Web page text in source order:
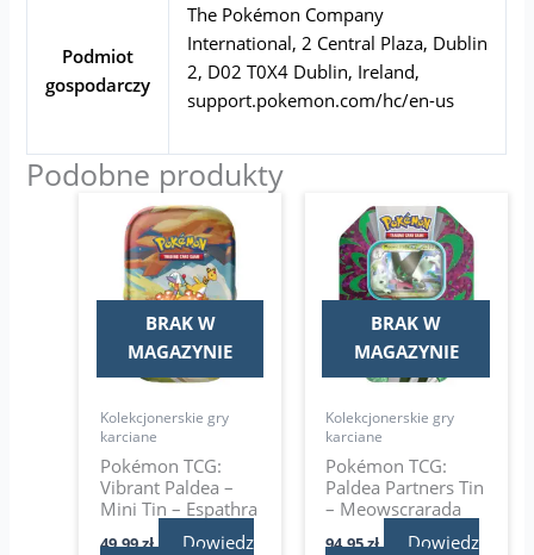
Podmiot
gospodarczy
The Pokémon Company
International, 2 Central Plaza, Dublin
2, D02 T0X4 Dublin, Ireland,
support.pokemon.com/hc/en-us
Podobne produkty
BRAK W
MAGAZYNIE
Kolekcjonerskie gry
karciane
Pokémon TCG:
Vibrant Paldea –
Mini Tin – Espathra
49,99zł
Dowiedz
BRAK W
MAGAZYNIE
Kolekcjonerskie gry
karciane
Pokémon TCG:
Paldea Partners Tin
– Meowscrarada
94,95zł
Dowiedz